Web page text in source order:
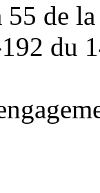
55 de
du